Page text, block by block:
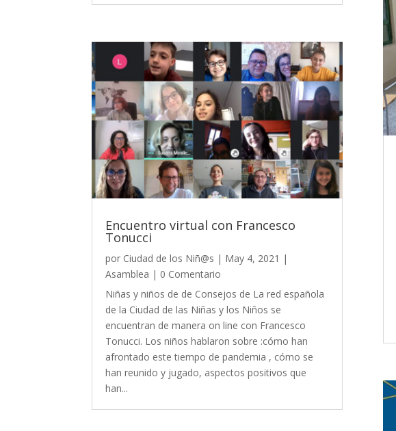
Encuentro virtual con Francesco
Tonucci
por Ciudad de los Niñ@s | May 4, 2021 |
Asamblea | 0 Comentario
Niñas y niños de de Consejos de La red española
de la Ciudad de las Niñas y los Niños se
encuentran de manera on line con Francesco
Tonucci. Los niños hablaron sobre :cómo han
afrontado este tiempo de pandemia , cómo se
han reunido y jugado, aspectos positivos que
han...